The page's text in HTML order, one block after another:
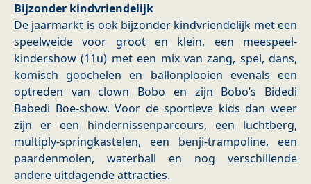
Bijzonder kindvriendelijk
De jaarmarkt is ook bijzonder kindvriendelijk met een
speelweide voor groot en klein, een meespeel-
kindershow (11u) met een mix van zang, spel, dans,
komisch goochelen en ballonplooien evenals een
optreden van clown Bobo en zijn Bobo’s Bidedi
Babedi Boe-show. Voor de sportieve kids dan weer
zijn er een hindernissenparcours, een luchtberg,
multiply-springkastelen, een benji-trampoline, een
paardenmolen, waterball en nog verschillende
andere uitdagende attracties.